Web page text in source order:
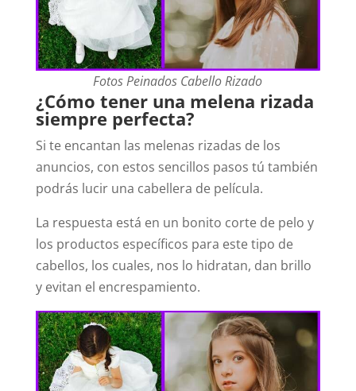
Fotos Peinados Cabello Rizado
¿Cómo tener una melena rizada
siempre perfecta?
Si te encantan las melenas rizadas de los
anuncios, con estos sencillos pasos tú también
podrás lucir una cabellera de película.
La respuesta está en un bonito corte de pelo y
los productos específicos para este tipo de
cabellos, los cuales, nos lo hidratan, dan brillo
y evitan el encrespamiento.